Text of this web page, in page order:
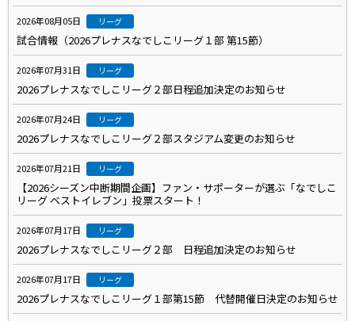
2026年08月05日 リーグ
試合情報（2026プレナスなでしこリーグ１部 第15節）
2026年07月31日 リーグ
2026プレナスなでしこリーグ２部日程追加決定のお知らせ
2026年07月24日 リーグ
2026プレナスなでしこリーグ２部スタジアム変更のお知らせ
2026年07月21日 リーグ
【2026シーズン中断期間企画】ファン・サポーターが選ぶ「なでしこ
リーグ ベストイレブン」投票スタート！
2026年07月17日 リーグ
2026プレナスなでしこリーグ２部 日程追加決定のお知らせ
2026年07月17日 リーグ
2026プレナスなでしこリーグ１部第15節 代替開催日決定のお知らせ